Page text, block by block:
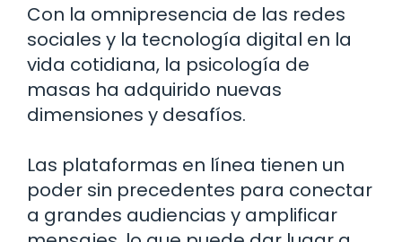
Con la omnipresencia de las redes
sociales y la tecnología digital en la
vida cotidiana, la psicología de
masas ha adquirido nuevas
dimensiones y desafíos.
Las plataformas en línea tienen un
poder sin precedentes para conectar
a grandes audiencias y amplificar